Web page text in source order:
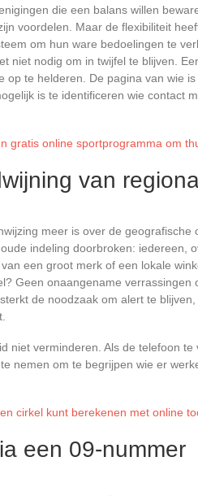
die een balans willen
voordelen. Maar de flexibiliteit
om hun ware bedoelingen te
niet nodig om in twijfel te blijven.
op te helderen. De pagina van wie
is te identificeren wie contact
gratis online sportprogramma om
van
meer is over de geografische
indeling doorbroken: iedereen,
een groot merk of een lokale
Geen onaangename verrassingen
de noodzaak om alert te
niet verminderen. Als de telefoon te
nemen om te begrijpen wie er
cirkel kunt berekenen met online
een 09-nummer